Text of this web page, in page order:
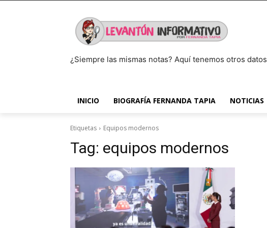
¿Siempre las mismas notas? Aquí tenemos otros datos
INICIO BIOGRAFÍA FERNANDA TAPIA NOTICIAS
Etiquetas Equipos modernos
Tag: equipos modernos